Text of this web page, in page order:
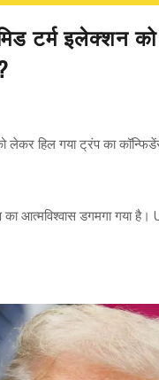
टर्म इलेक्शन
हिल गया ट्रंप का
आत्मविश्वास डगमगा गया है।